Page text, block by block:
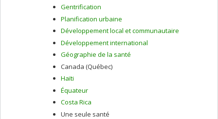
Gentrification
Planification urbaine
Développement local et communautaire
Développement international
Géographie de la santé
Canada (Québec)
Haïti
Équateur
Costa Rica
Une seule santé